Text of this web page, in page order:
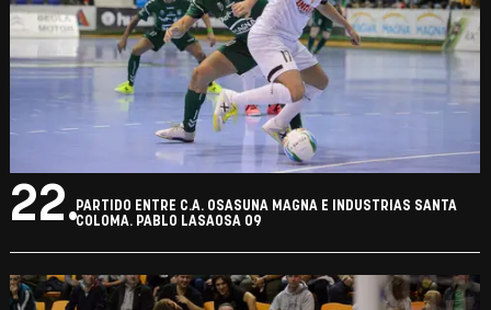
22.PARTIDO ENTRE C.A. OSASUNA MAGNA E INDUSTRIAS SANTA
COLOMA. PABLO LASAOSA 09